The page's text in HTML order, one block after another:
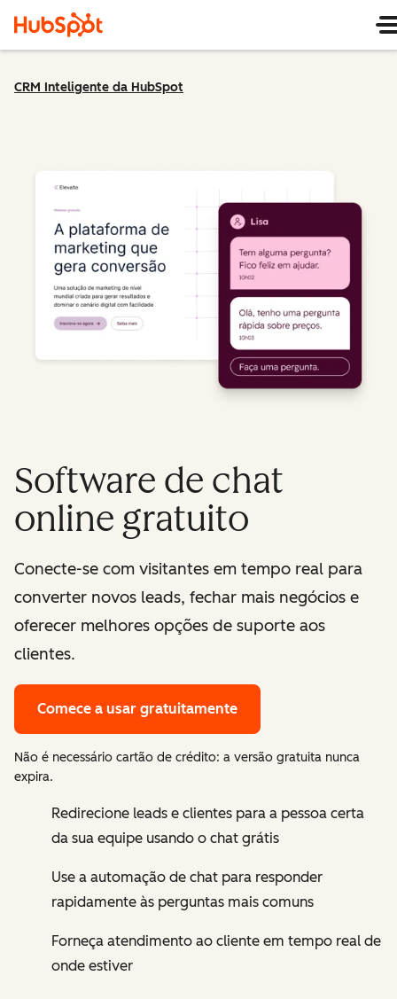
CRM Inteligente da HubSpot
Software de chat
online gratuito
Conecte-se com visitantes em tempo real para
converter novos leads, fechar mais negócios e
oferecer melhores opções de suporte aos
clientes.
Comece a usar gratuitamente
Não é necessário cartão de crédito: a versão gratuita nunca
expira.
Redirecione leads e clientes para a pessoa certa
da sua equipe usando o chat grátis
Use a automação de chat para responder
rapidamente às perguntas mais comuns
Forneça atendimento ao cliente em tempo real de
onde estiver